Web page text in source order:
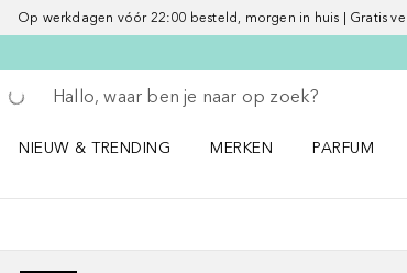
Op werkdagen vóór 22:00 besteld, morgen in huis | Gratis
Ga terug
Zoekopdracht uitvoeren
NIEUW & TRENDING
MERKEN
PARFUM